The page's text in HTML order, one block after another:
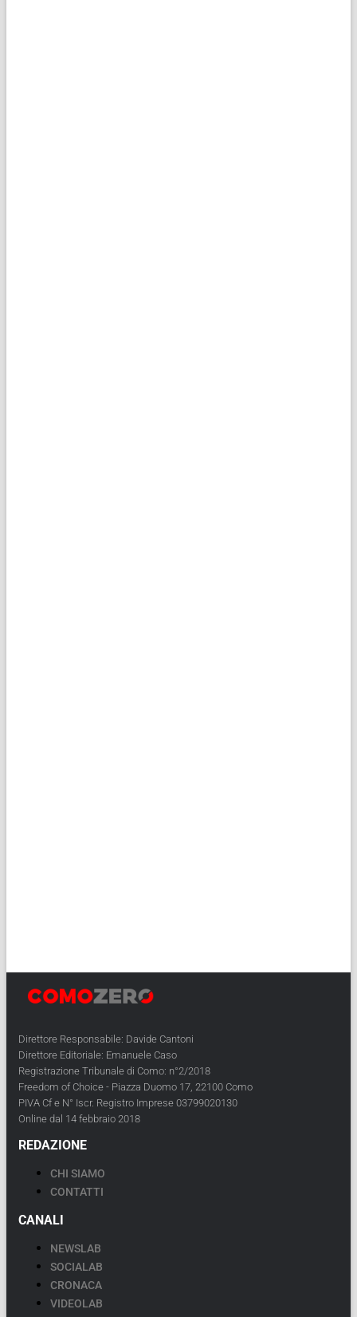
Direttore Responsabile: Davide Cantoni
Direttore Editoriale: Emanuele Caso
Registrazione Tribunale di Como: n°2/2018
Freedom of Choice - Piazza Duomo 17, 22100 Como
PIVA Cf e N° Iscr. Registro Imprese 03799020130
Online dal 14 febbraio 2018
REDAZIONE
CHI SIAMO
CONTATTI
CANALI
NEWSLAB
SOCIALAB
CRONACA
VIDEOLAB